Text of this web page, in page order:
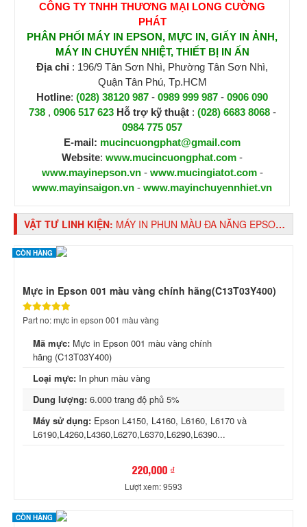
CÔNG TY TNHH THƯƠNG MẠI LONG CƯỜNG
PHÁT
PHÂN PHỐI MÁY IN EPSON, MỰC IN, GIẤY IN ẢNH,
MÁY IN CHUYỂN NHIỆT, THIẾT BỊ IN ẤN
Địa chỉ : 196/9 Tân Sơn Nhì, Phường Tân Sơn Nhì,
Quận Tân Phú, Tp.HCM
Hotline: (028) 38120 987 - 0989 999 987 - 0906 090
738, 0906 517 623 Hỗ trợ kỹ thuật : (028) 6683 8068-
0984 775 057
E-mail: mucincuongphat@gmail.com
Website: www.mucincuongphat.com -
www.mayinepson.vn- www.mucingiatot.com-
www.mayinsaigon.vn - www.mayinchuyennhiet.vn
VẬT TƯ LINH KIỆN: MÁY IN PHUN MÀU ĐA NĂNG EPSON L4160 WIFI - IN 2 MẶT TỰ ĐỘNG
CÒN HÀNG
Mực in Epson 001 màu vàng chính hãng(C13T03Y400)
Part no: mực in epson 001 màu vàng
Mã mực: Mực in Epson 001 màu vàng chính
hãng (C13T03Y400)
Loại mực: In phun màu vàng
Dung lượng: 6.000 trang độ phủ 5%
Máy sử dụng: Epson L4150, L4160, L6160, L6170 và
L6190,L4260,L4360,L6270,L6370,L6290,L6390...
220,000 ₫
Lượt xem: 9593
CÒN HÀNG